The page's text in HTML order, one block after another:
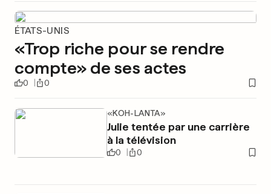
ÉTATS-UNIS
«Trop riche pour se rendre
compte» de ses actes
0 0
«KOH-LANTA»
Julie tentée par une carrière
à la télévision
0 0